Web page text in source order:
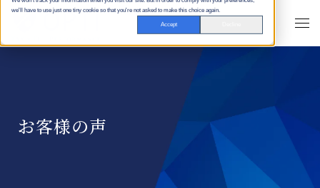
we'll have to use just one tiny cookie so that you're not asked to make this choice again.
Accept
お客様の声